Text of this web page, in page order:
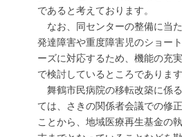
であると考えております。
なお、同センターの整備に当た
発達障害や重度障害児のショー
ーズに対応するため、機能の充
で検討しているところであります
舞鶴市民病院の移転改築に係
ては、さきの関係者会議での修
ことから、地域医療再生基金の